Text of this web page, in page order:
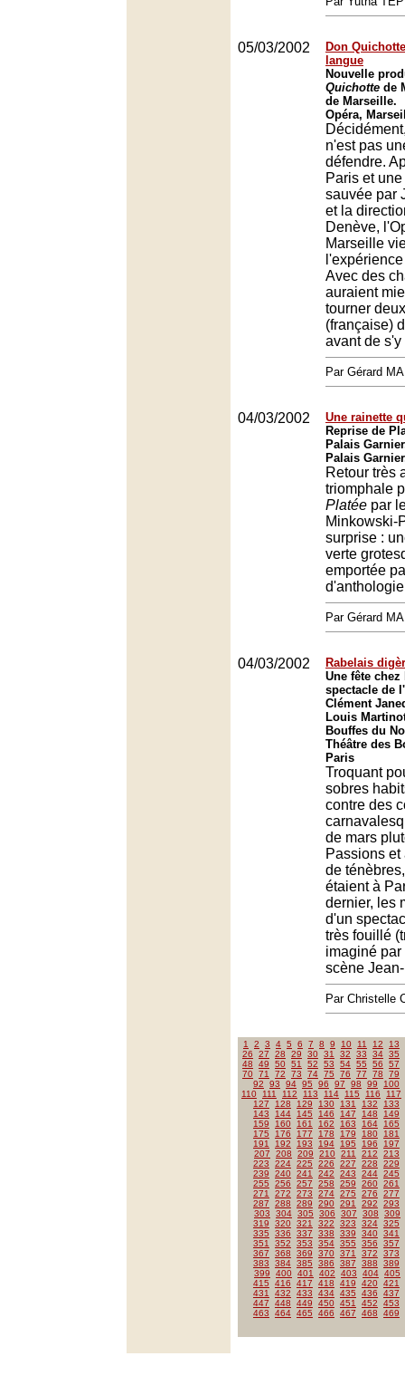
05/03/2002
Don
langue
Nouvelle
Quichotte de
de Marseille.
Opéra,
n'est pas
défendre.
Paris et
sauvée par
et la
Denève,
Marseille
Avec des
auraient
tourner
(française)
avant de s'y
Par Gérard
04/03/2002
Une rainette
Reprise de
Palais
Palais
Retour très
triomphale
Platée par
Minkowski-
surprise :
verte
emportée
Par Gérard
04/03/2002
Rabelais
Une fête chez
spectacle de
Clément
Louis
Bouffes du
Théâtre des
Paris
Troquant
sobres
contre des
de mars
Passions et
de
étaient à
dernier, les
d'un
très fouillé
imaginé par
scène
Par Christelle
1 2 3 4 5 6 7 8 9 10 11 12
13
26
27 28 29 30 31 32 33 34 35
48
49 50 51 52 53 54 55 56
57
70 71 72 73 74 75 76 77 78
79
92
93 94 95 96 97 98 99
100
110
111 112 113 114 115 116
117
127
128 129 130 131 132
133
143
144 145 146 147 148
149
159
160 161 162 163 164
165
175
176 177 178 179 180
181
191
192 193 194 195 196
197
207
208 209 210 211 212
213
223
224 225 226 227 228
229
239
240 241 242 243 244 245
255
256 257 258 259 260 261
271
272 273 274 275 276
277
287
288 289 290 291 292
293
303
304 305 306 307 308
309
319
320 321 322 323 324 325
335
336 337 338 339 340 341
351
352 353 354 355 356
357
367
368 369 370 371 372
373
383
384 385 386 387 388
389
399
400 401 402 403 404 405
415
416 417 418 419 420 421
431
432 433 434 435 436
437
447
448 449 450 451 452
453
463
464 465 466 467 468 469